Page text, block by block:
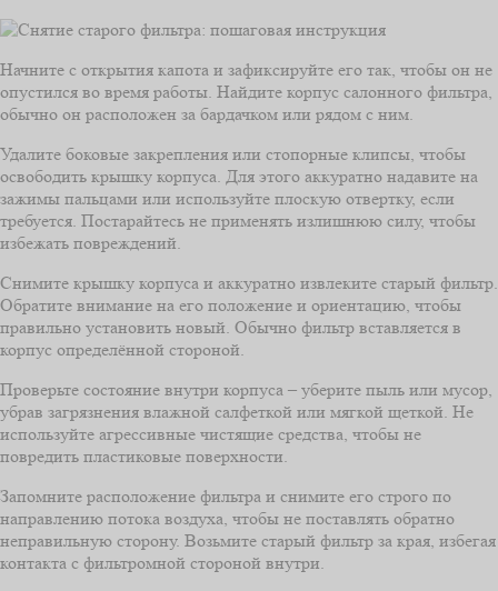
Начните с открытия капота и зафиксируйте его так, чтобы он не
опустился во время работы. Найдите корпус салонного фильтра,
обычно он расположен за бардачком или рядом с ним.
Удалите боковые закрепления или стопорные клипсы, чтобы
освободить крышку корпуса. Для этого аккуратно надавите на
зажимы пальцами или используйте плоскую отвертку, если
требуется. Постарайтесь не применять излишнюю силу, чтобы
избежать повреждений.
Снимите крышку корпуса и аккуратно извлеките старый фильтр.
Обратите внимание на его положение и ориентацию, чтобы
правильно установить новый. Обычно фильтр вставляется в
корпус определённой стороной.
Проверьте состояние внутри корпуса – уберите пыль или мусор,
убрав загрязнения влажной салфеткой или мягкой щеткой. Не
используйте агрессивные чистящие средства, чтобы не
повредить пластиковые поверхности.
Запомните расположение фильтра и снимите его строго по
направлению потока воздуха, чтобы не поставлять обратно
неправильную сторону. Возьмите старый фильтр за края, избегая
контакта с фильтромной стороной внутри.